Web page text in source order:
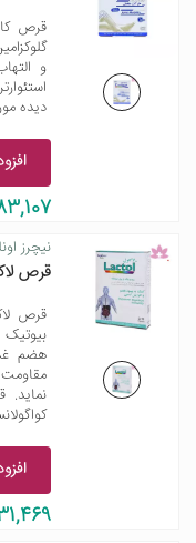
و
دیده
1,183,107
نیچرز
قرص
قرص
هضم
نماید.
1,031,469